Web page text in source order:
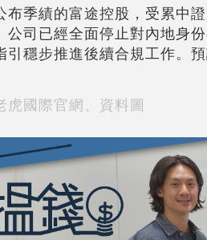
布季績的富途控股，受累中
公司已經全面停止對內地身
引穩步推進後續合規工作。
虎國際官網、資料圖